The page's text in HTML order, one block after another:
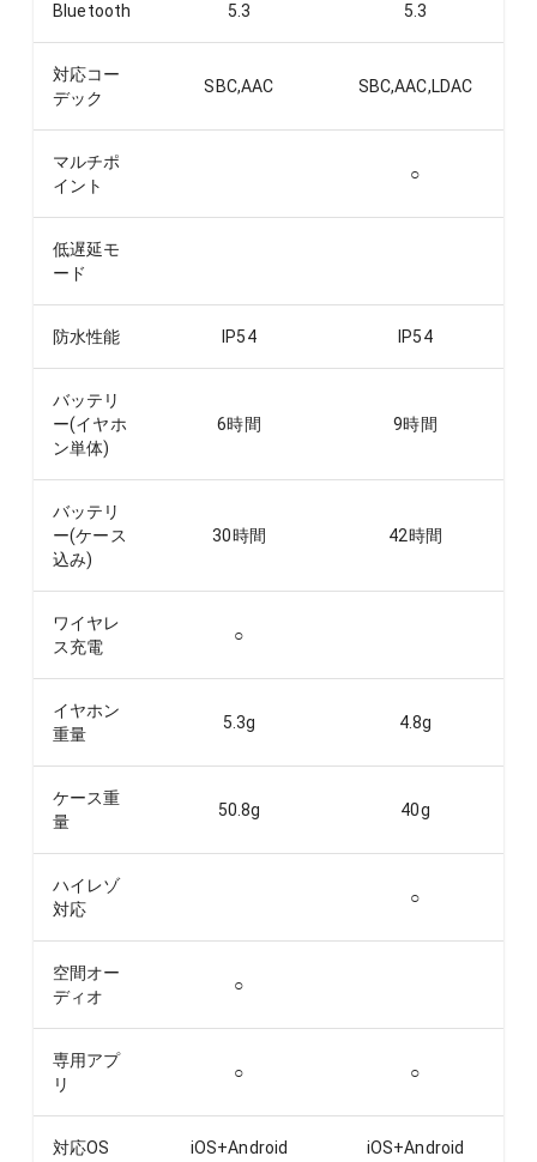
Bluetooth 5.3 5.3
対応コー
デック
SBC,AAC SBC,AAC,LDAC
マルチポ
イント
○
低遅延モ
ード
防水性能 IP54 IP54
バッテリ
ー(イヤホ
ン単体)
6時間 9時間
バッテリ
ー(ケース
込み)
30時間 42時間
ワイヤレ
ス充電
○
イヤホン
重量
5.3g 4.8g
ケース重
量
50.8g 40g
ハイレゾ
対応
○
空間オー
ディオ
○
専用アプ
リ
○ ○
対応OS iOS+Android iOS+Android